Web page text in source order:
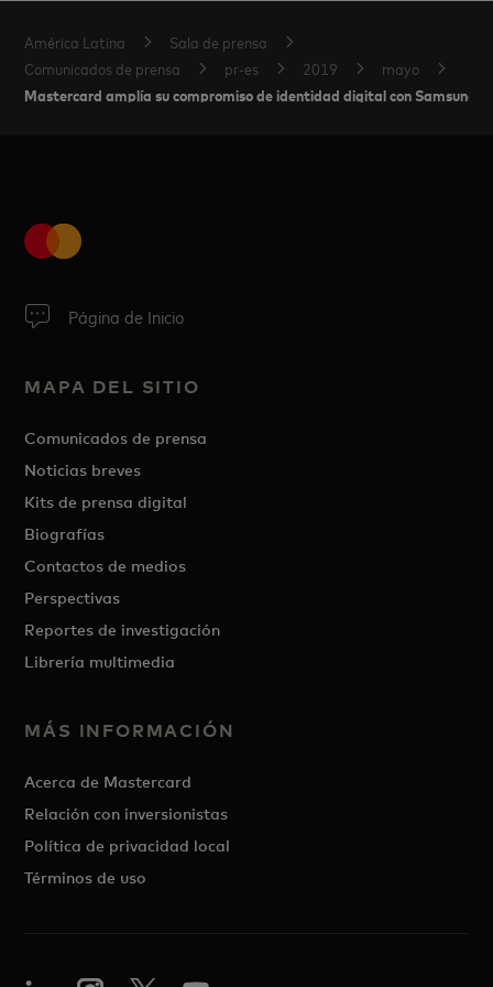
América Latina
Sala de prensa
Comunicados de prensa
pr-es 2019 mayo
Mastercard amplía su compromiso de identidad digital con Samsung
Página de Inicio
MAPA DEL SITIO
Comunicados de prensa
Noticias breves
Kits de prensa digital
Biografías
Contactos de medios
Perspectivas
Reportes de investigación
Librería multimedia
MÁS INFORMACIÓN
Acerca de Mastercard
Relación con inversionistas
Política de privacidad local
Términos de uso